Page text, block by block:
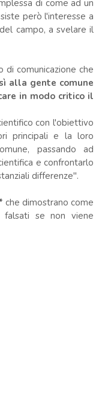
di come ad un
però l'interesse a
campo, a svelare il
comunicazione che
alla gente comune
in modo critico il
con l'obiettivo
principali e la loro
passando ad
e confrontarlo
differenze".
che dimostrano come
falsati se non viene